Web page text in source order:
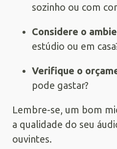
sozinho ou com
Considere o
estúdio ou em
Verifique o
pode gastar?
Lembre-se, um bom
a qualidade do seu
ouvintes.